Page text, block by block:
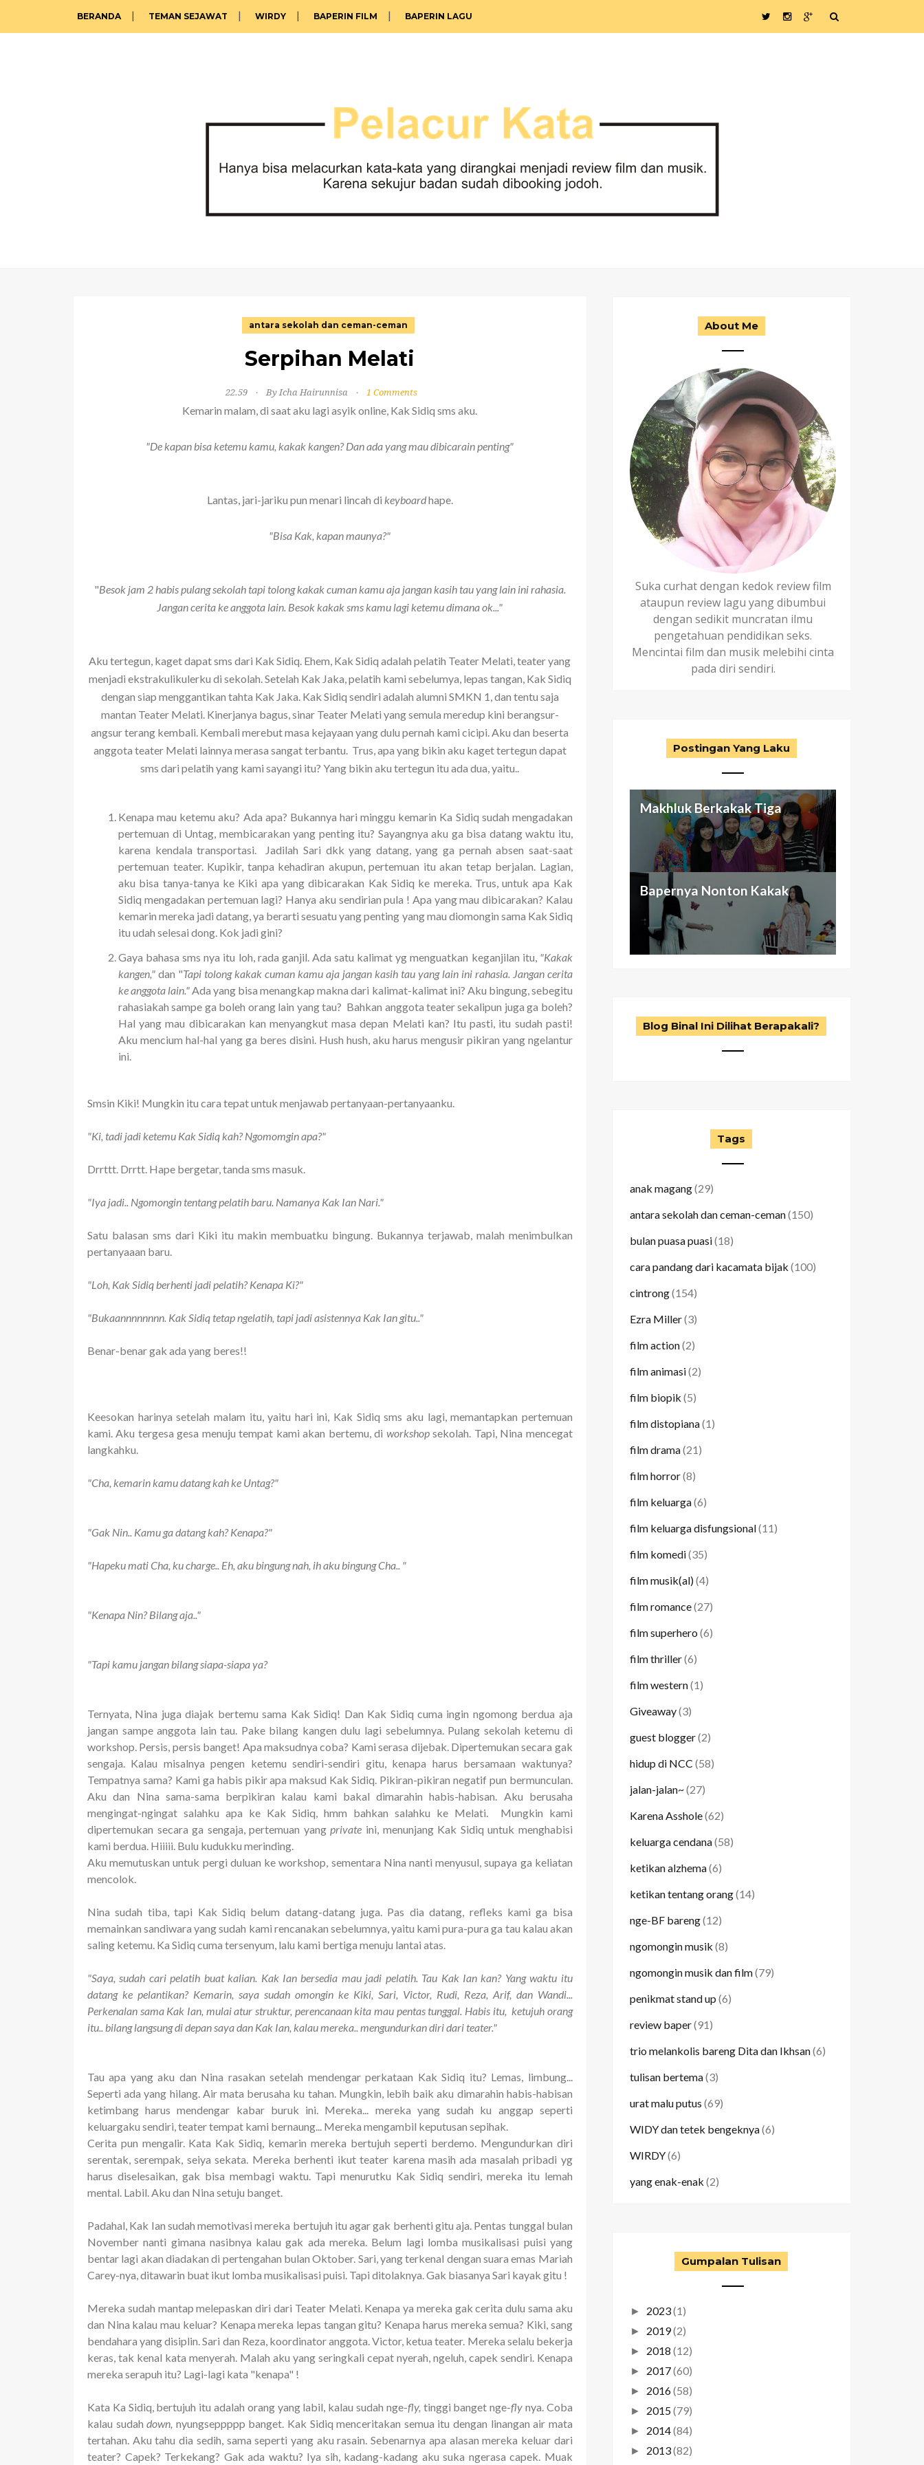
BERANDA TEMAN SEJAWAT WIRDY BAPERIN FILM BAPERIN LAGU
antara sekolah dan ceman-ceman
Serpihan Melati
22.59 By Icha Hairunnisa 1 Comments
Kemarin malam, di saat aku lagi asyik online, Kak Sidiq sms aku.
"De kapan bisa ketemu kamu, kakak kangen? Dan ada yang mau dibicarain penting"
Lantas, jari-jariku pun menari lincah di keyboardhape.
"Bisa Kak, kapan maunya?"
"Besok jam 2 habis pulang sekolah tapi tolong kakak cuman kamu aja jangan kasih tau yang lain ini rahasia.
Jangan cerita ke anggota lain. Besok kakak sms kamu lagi ketemu dimana ok..."
Aku tertegun, kaget dapat sms dari Kak Sidiq. Ehem, Kak Sidiq adalah pelatih Teater Melati, teater yang
menjadi ekstrakulikulerku di sekolah. Setelah Kak Jaka, pelatih kami sebelumya, lepas tangan, Kak Sidiq
dengan siap menggantikan tahta Kak Jaka. Kak Sidiq sendiri adalah alumni SMKN 1, dan tentu saja
mantan Teater Melati. Kinerjanya bagus, sinar Teater Melati yang semula meredup kini berangsur-
angsur terang kembali. Kembali merebut masa kejayaan yang dulu pernah kami cicipi. Aku dan beserta
anggota teater Melati lainnya merasa sangat terbantu. Trus, apa yang bikin aku kaget tertegun dapat
sms dari pelatih yang kami sayangi itu? Yang bikin aku tertegun itu ada dua, yaitu..
Kenapa mau ketemu aku? Ada apa? Bukannya hari minggu kemarin Ka Sidiq sudah mengadakan
pertemuan di Untag, membicarakan yang penting itu? Sayangnya aku ga bisa datang waktu itu,
karena kendala transportasi. Jadilah Sari dkk yang datang, yang ga pernah absen saat-saat
pertemuan teater. Kupikir, tanpa kehadiran akupun, pertemuan itu akan tetap berjalan. Lagian,
aku bisa tanya-tanya ke Kiki apa yang dibicarakan Kak Sidiq ke mereka. Trus, untuk apa Kak
Sidiq mengadakan pertemuan lagi? Hanya aku sendirian pula ! Apa yang mau dibicarakan? Kalau
kemarin mereka jadi datang, ya berarti sesuatu yang penting yang mau diomongin sama Kak Sidiq
itu udah selesai dong. Kok jadi gini?
Gaya bahasa sms nya itu loh, rada ganjil. Ada satu kalimat yg menguatkan keganjilan itu, "Kakak
kangen," dan "Tapi tolong kakak cuman kamu aja jangan kasih tau yang lain ini rahasia. Jangan cerita
ke anggota lain."Ada yang bisa menangkap makna dari kalimat-kalimat ini? Aku bingung, sebegitu
rahasiakah sampe ga boleh orang lain yang tau? Bahkan anggota teater sekalipun juga ga boleh?
Hal yang mau dibicarakan kan menyangkut masa depan Melati kan? Itu pasti, itu sudah pasti!
Aku mencium hal-hal yang ga beres disini. Hush hush, aku harus mengusir pikiran yang ngelantur
ini.
Smsin Kiki! Mungkin itu cara tepat untuk menjawab pertanyaan-pertanyaanku.
"Ki, tadi jadi ketemu Kak Sidiq kah? Ngomomgin apa?"
Drrttt. Drrtt. Hape bergetar, tanda sms masuk.
"Iya jadi.. Ngomongin tentang pelatih baru. Namanya Kak Ian Nari."
Satu balasan sms dari Kiki itu makin membuatku bingung. Bukannya terjawab, malah menimbulkan
pertanyaaan baru.
"Loh, Kak Sidiq berhenti jadi pelatih? Kenapa Ki?"
"Bukaannnnnnnn. Kak Sidiq tetap ngelatih, tapi jadi asistennya Kak Ian gitu.."
Benar-benar gak ada yang beres!!
Keesokan harinya setelah malam itu, yaitu hari ini, Kak Sidiq sms aku lagi, memantapkan pertemuan
kami. Aku tergesa gesa menuju tempat kami akan bertemu, di workshopsekolah. Tapi, Nina mencegat
langkahku.
"Cha, kemarin kamu datang kah ke Untag?"
"Gak Nin.. Kamu ga datang kah? Kenapa?"
"Hapeku mati Cha, ku charge.. Eh, aku bingung nah, ih aku bingung Cha.. "
"Kenapa Nin? Bilang aja.."
"Tapi kamu jangan bilang siapa-siapa ya?
Ternyata, Nina juga diajak bertemu sama Kak Sidiq! Dan Kak Sidiq cuma ingin ngomong berdua aja
jangan sampe anggota lain tau. Pake bilang kangen dulu lagi sebelumnya. Pulang sekolah ketemu di
workshop. Persis, persis banget! Apa maksudnya coba? Kami serasa dijebak. Dipertemukan secara gak
sengaja. Kalau misalnya pengen ketemu sendiri-sendiri gitu, kenapa harus bersamaan waktunya?
Tempatnya sama? Kami ga habis pikir apa maksud Kak Sidiq. Pikiran-pikiran negatif pun bermunculan.
Aku dan Nina sama-sama berpikiran kalau kami bakal dimarahin habis-habisan. Aku berusaha
mengingat-ngingat salahku apa ke Kak Sidiq, hmm bahkan salahku ke Melati. Mungkin kami
dipertemukan secara ga sengaja, pertemuan yangprivate ini, menunjang Kak Sidiq untuk menghabisi
kami berdua. Hiiiii. Bulu kudukku merinding.
Aku memutuskan untuk pergi duluan ke workshop, sementara Nina nanti menyusul, supaya ga keliatan
mencolok.
Nina sudah tiba, tapi Kak Sidiq belum datang-datang juga. Pas dia datang, refleks kami ga bisa
memainkan sandiwara yang sudah kami rencanakan sebelumnya, yaitu kami pura-pura ga tau kalau akan
saling ketemu. Ka Sidiq cuma tersenyum, lalu kami bertiga menuju lantai atas.
"Saya, sudah cari pelatih buat kalian. Kak Ian bersedia mau jadi pelatih. Tau Kak Ian kan? Yang waktu itu
datang ke pelantikan? Kemarin, saya sudah omongin ke Kiki, Sari, Victor, Rudi, Reza, Arif, dan Wandi...
Perkenalan sama Kak Ian, mulai atur struktur, perencanaan kita mau pentas tunggal. Habis itu, ketujuh orang
itu.. bilang langsung di depan saya dan Kak Ian, kalau mereka.. mengundurkan diri dari teater."
Tau apa yang aku dan Nina rasakan setelah mendengar perkataan Kak Sidiq itu? Lemas, limbung...
Seperti ada yang hilang. Air mata berusaha ku tahan. Mungkin, lebih baik aku dimarahin habis-habisan
ketimbang harus mendengar kabar buruk ini. Mereka... mereka yang sudah ku anggap seperti
keluargaku sendiri, teater tempat kami bernaung... Mereka mengambil keputusan sepihak.
Cerita pun mengalir. Kata Kak Sidiq, kemarin mereka bertujuh seperti berdemo. Mengundurkan diri
serentak, serempak, seiya sekata. Mereka berhenti ikut teater karena masih ada masalah pribadi yg
harus diselesaikan, gak bisa membagi waktu. Tapi menurutku Kak Sidiq sendiri, mereka itu lemah
mental. Labil. Aku dan Nina setuju banget.
Padahal, Kak Ian sudah memotivasi mereka bertujuh itu agar gak berhenti gitu aja. Pentas tunggal bulan
November nanti gimana nasibnya kalau gak ada mereka. Belum lagi lomba musikalisasi puisi yang
bentar lagi akan diadakan di pertengahan bulan Oktober. Sari, yang terkenal dengan suara emas Mariah
Carey-nya, ditawarin buat ikut lomba musikalisasi puisi. Tapi ditolaknya. Gak biasanya Sari kayak gitu !
Mereka sudah mantap melepaskan diri dari Teater Melati. Kenapa ya mereka gak cerita dulu sama aku
dan Nina kalau mau keluar? Kenapa mereka lepas tangan gitu? Kenapa harus mereka semua? Kiki, sang
bendahara yang disiplin. Sari dan Reza, koordinator anggota. Victor, ketua teater. Mereka selalu bekerja
keras, tak kenal kata menyerah. Malah aku yang seringkali cepat nyerah, ngeluh, capek sendiri. Kenapa
mereka serapuh itu? Lagi-lagi kata "kenapa" !
Kata Ka Sidiq, bertujuh itu adalah orang yang labil, kalau sudah nge-fly, tinggi banget nge-fly nya. Coba
kalau sudahdown, nyungseppppp banget. Kak Sidiq menceritakan semua itu dengan linangan air mata
tertahan. Aku tahu dia sedih, sama seperti yang aku rasain. Sebenarnya apa alasan mereka keluar dari
teater? Capek? Terkekang? Gak ada waktu? Iya sih, kadang-kadang aku suka ngerasa capek. Muak
About Me
Suka curhat dengan kedok review film
ataupun review lagu yang dibumbui
dengan sedikit muncratan ilmu
pengetahuan pendidikan seks.
Mencintai film dan musik melebihi cinta
pada diri sendiri.
Postingan Yang Laku
Makhluk Berkakak Tiga
Aku dan Keluarga (abnormal)
Antara Seragam Putih-Biru,
Otak Cetek, dan Bunuh Diri
Nggak Cuma Butuh Passion
Buat Beli Mansion
Bapernya Nonton Kakak
Blog Binal Ini Dilihat Berapakali?
Tags
anak magang(29)
antara sekolah dan ceman-ceman(150)
bulan puasa puasi(18)
cara pandang dari kacamata bijak (100)
cintrong(154)
Ezra Miller(3)
film action(2)
film animasi(2)
film biopik (5)
film distopiana(1)
film drama(21)
film horror(8)
film keluarga(6)
film keluarga disfungsional(11)
film komedi(35)
film musik(al)(4)
film romance(27)
film superhero (6)
film thriller(6)
film western(1)
Giveaway(3)
guest blogger(2)
hidup di NCC (58)
jalan-jalan~(27)
Karena Asshole(62)
keluarga cendana(58)
ketikan alzhema(6)
ketikan tentang orang(14)
nge-BF bareng(12)
ngomongin musik (8)
ngomongin musik dan film(79)
penikmat stand up (6)
review baper(91)
trio melankolis bareng Dita dan Ikhsan(6)
tulisan bertema(3)
urat malu putus (69)
WIDY dan tetek bengeknya(6)
WIRDY(6)
yang enak-enak (2)
Gumpalan Tulisan
► 2023(1)
► 2019(2)
► 2018 (12)
► 2017(60)
► 2016(58)
► 2015(79)
► 2014(84)
► 2013(82)